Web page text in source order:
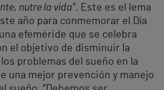
nutre la vida”. Este es el lema
año para conmemorar el Día
efeméride que se celebra
el objetivo de disminuir la
problemas del sueño en la
una mejor prevención y manejo